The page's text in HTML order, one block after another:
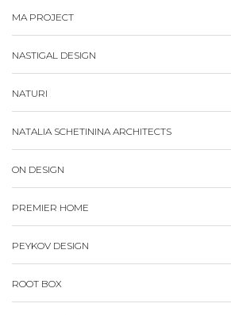
MA PROJECT
NASTIGAL DESIGN
NATURI
NATALIA SCHETININA ARCHITECTS
ON DESIGN
PREMIER HOME
PEYKOV DESIGN
ROOT BOX